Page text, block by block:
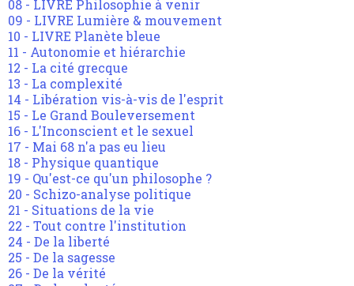
08 - LIVRE Philosophie à venir
09 - LIVRE Lumière & mouvement
10 - LIVRE Planète bleue
11 - Autonomie et hiérarchie
12 - La cité grecque
13 - La complexité
14 - Libération vis-à-vis de l'esprit
15 - Le Grand Bouleversement
16 - L'Inconscient et le sexuel
17 - Mai 68 n'a pas eu lieu
18 - Physique quantique
19 - Qu'est-ce qu'un philosophe ?
20 - Schizo-analyse politique
21 - Situations de la vie
22 - Tout contre l'institution
24 - De la liberté
25 - De la sagesse
26 - De la vérité